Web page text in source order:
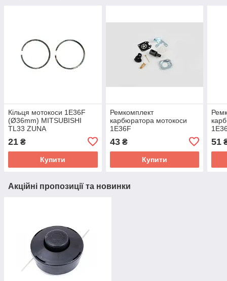
Кільця мотокоси 1E36F
(Ø36mm) MITSUBISHI
TL33 ZUNA
21 ₴
Купити
Ремкомплект
карбюратора мотокоси
1E36F
43₴
Купити
51
Акційні пропозиції та новинки